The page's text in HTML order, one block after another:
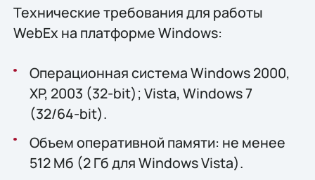
Технические требования для работы
WebEx на платформе Windows:
Операционная система Windows 2000,
XP, 2003 (32-bit); Vista, Windows 7
(32/64-bit).
Объем оперативной памяти: не менее
512 Мб (2 Гб для Windows Vista).